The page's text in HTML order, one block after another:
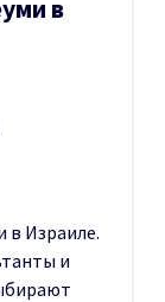
в
в Израиле.
и